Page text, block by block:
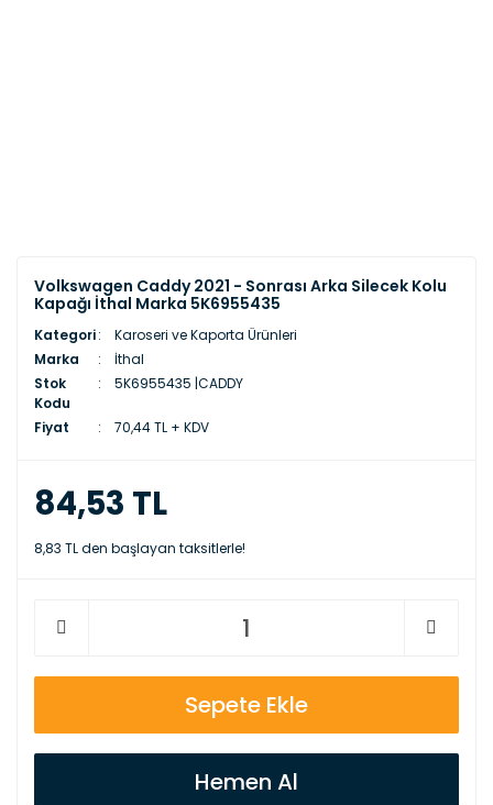
Volkswagen Caddy 2021 - Sonrası Arka Silecek Kolu
Kapağı İthal Marka 5K6955435
Kategori
Karoseri ve Kaporta Ürünleri
Marka
İthal
Stok
Kodu
5K6955435 |CADDY
Fiyat 70,44 TL + KDV
84,53 TL
8,83 TL den başlayan taksitlerle!
Sepete Ekle
Hemen Al